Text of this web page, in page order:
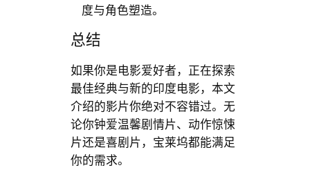
度与角色塑造。
总结
如果你是电影爱好者，正在探索
最佳经典与新的印度电影，本文
介绍的影片你绝对不容错过。无
论你钟爱温馨剧情片、动作惊悚
片还是喜剧片，宝莱坞都能满足
你的需求。